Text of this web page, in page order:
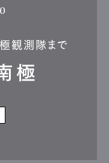
観測隊まで
極